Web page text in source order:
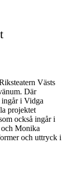
Västs
Där
ingår i Vidga
projektet
också ingår i
Monika
och uttryck i